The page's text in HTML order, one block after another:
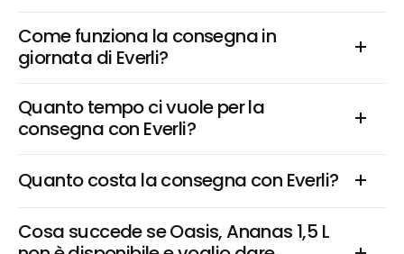
Come funziona la consegna in
giornata di Everli?
Quanto tempo ci vuole per la
consegna con Everli?
Quanto costa la consegna con Everli?
Cosa succede se Oasis, Ananas 1,5 L